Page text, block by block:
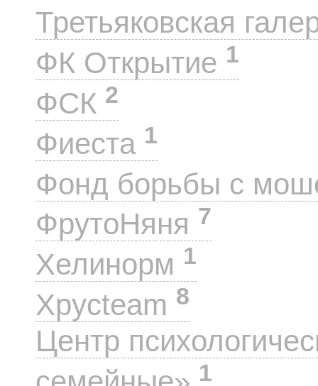
Третьяковская
ФК Открытие 1
ФСК 2
Фиеста 1
Фонд борьбы с
ФрутоНяня 7
Хелинорм 1
Хрусteam 8
Центр
1